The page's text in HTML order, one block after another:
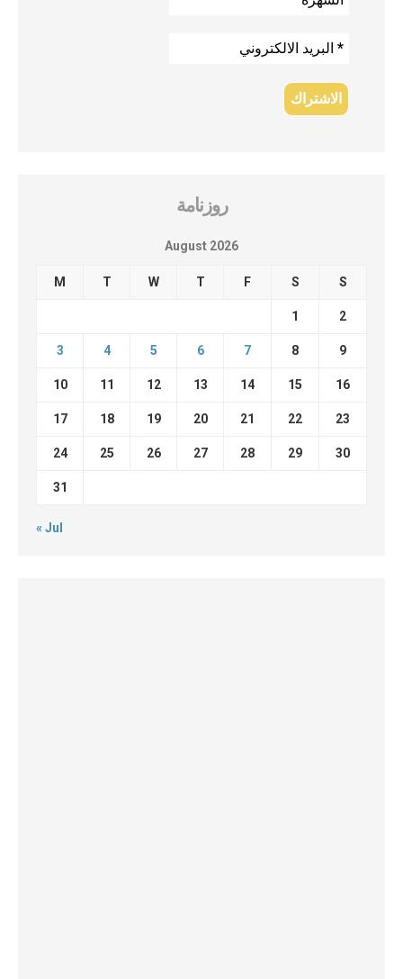
روزنامة
August 2026
M T W T F S S
1 2
3 4 5 6 7 8 9
10 11 12 13 14 15 16
17 18 19 20 21 22 23
24 25 26 27 28 29 30
31
« Jul